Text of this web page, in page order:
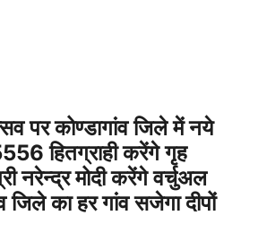
पर कोण्डागांव जिले में नये
हितग्राही करेंगे गृह
नरेन्द्र मोदी करेंगे वर्चुअल
जिले का हर गांव सजेगा दीपों